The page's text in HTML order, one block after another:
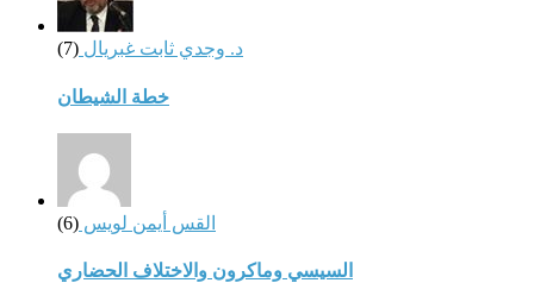
د. وجدي ثابت غبريال (7)
خطة الشيطان
القس أيمن لويس (6)
السيسي وماكرون والاختلاف الحضاري